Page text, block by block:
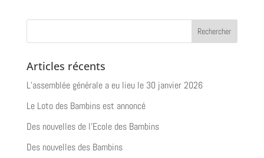
Articles récents
L’assemblée générale a eu lieu le 30 janvier 2026
Le Loto des Bambins est annoncé
Des nouvelles de l’Ecole des Bambins
Des nouvelles des Bambins